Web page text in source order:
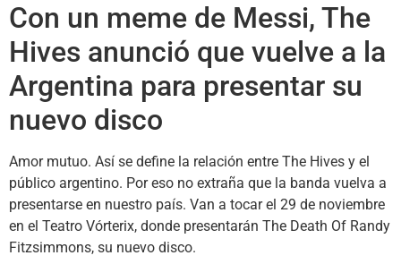
Con un meme de Messi, The
Hives anunció que vuelve a la
Argentina para presentar su
nuevo disco
Amor mutuo. Así se define la relación entre The Hives y el
público argentino. Por eso no extraña que la banda vuelva a
presentarse en nuestro país. Van a tocar el 29 de noviembre
en el Teatro Vórterix, donde presentarán The Death Of Randy
Fitzsimmons, su nuevo disco.